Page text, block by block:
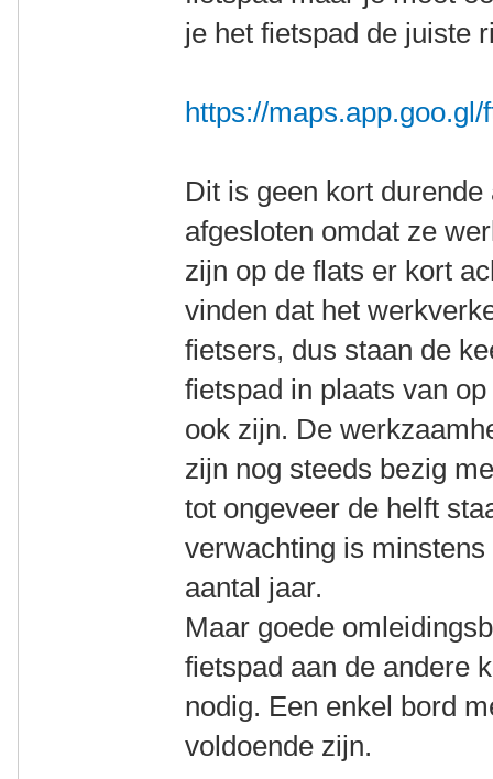
je het fietspad de juiste
https://
Dit is geen kort
afgesloten omdat ze
zijn op de flats er kort
vinden dat het
fietsers, dus staan de
fietspad in plaats van
ook zijn. De
zijn nog steeds bezig
tot ongeveer de helft
verwachting is
aantal jaar.
Maar goede
fietspad aan de andere
nodig. Een enkel bord
voldoende zijn.